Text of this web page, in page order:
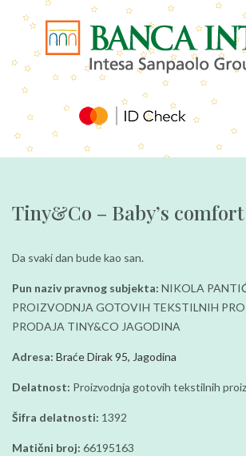
Tiny&Co – Baby’s comfort
Da svaki dan bude kao san.
Pun naziv pravnog subjekta: NIKOLA
PROIZVODNJA GOTOVIH TEKSTILNIH
PRODAJA TINY&CO JAGODINA
Adresa: Braće Dirak 95, Jagodina
Delatnost: Proizvodnja gotovih tekstilnih
Šifra delatnosti: 1392
Matični broj: 66195163